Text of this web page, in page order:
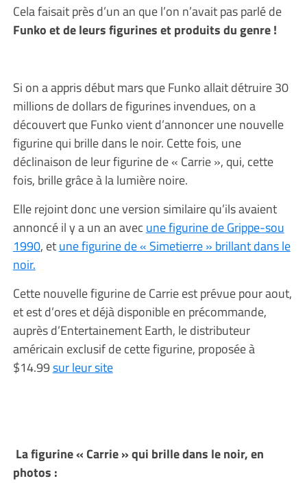
Cela faisait près d’un an que l’on n’avait pas parlé de
Funko et de leurs figurines et produits du genre !
Si on a appris début mars que Funko allait détruire 30
millions de dollars de figurines invendues, on a
découvert que Funko vient d’annoncer une nouvelle
figurine qui brille dans le noir. Cette fois, une
déclinaison de leur figurine de « Carrie », qui, cette
fois, brille grâce à la lumière noire.
Elle rejoint donc une version similaire qu’ils avaient
annoncé il y a un an avec une figurine de Grippe-sou
1990, etune figurine de « Simetierre » brillant dans le
noir.
Cette nouvelle figurine de Carrie est prévue pour aout,
et est d’ores et déjà disponible en précommande,
auprès d’Entertainement Earth, le distributeur
américain exclusif de cette figurine, proposée à
$14.99sur leur site
La figurine « Carrie » qui brille dans le noir, en
photos :